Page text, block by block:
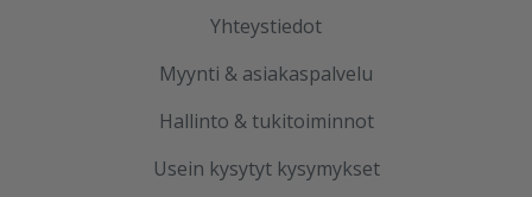
Yhteystiedot
Myynti & asiakaspalvelu
Hallinto & tukitoiminnot
Usein kysytyt kysymykset